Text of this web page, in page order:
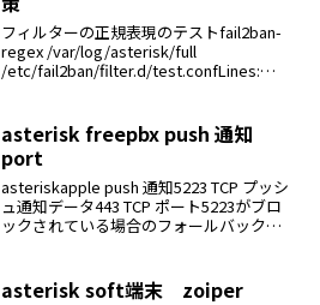
フィルターの正規表現のテストfail2ban-
regex /var/log/asterisk/full
/etc/fail2ban/filter.d/test.confLines:
asterisk freepbx push 通知
port
asteriskapple push 通知5223 TCP プッシ
ュ通知データ443 TCP ポート5223がブロ
ックされている場合のフォールバックプ
asterisk soft端末 zoiper